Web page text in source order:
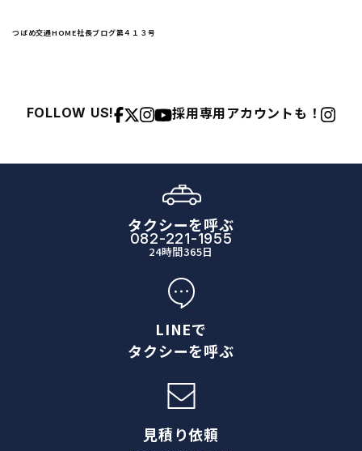
つばめ交通HOME社長ブログ第４１３号
FOLLOW US! 採用専用アカウントも！
タクシーを呼ぶ
082-221-1955
24時間365日
LINEで
タクシーを呼ぶ
見積り依頼